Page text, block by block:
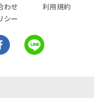
わせ
利用規約
シー